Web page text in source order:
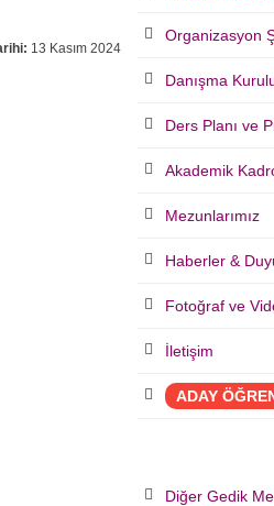
13 Kasım 2024
Organizasyon
Danışma
Ders Planı ve
Akademik
Mezunlarımız
Haberler &
Fotoğraf ve
İletişim
ADAY
Diğer Gedik